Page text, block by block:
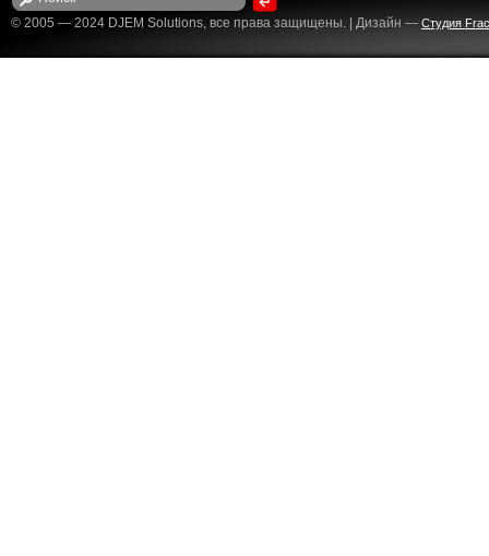
© 2005 — 2024 DJEM Solutions, все права защищены. | Дизайн — Студия